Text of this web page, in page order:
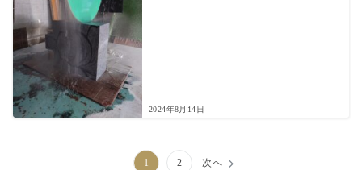
2024年8月14日
1 2 次へ